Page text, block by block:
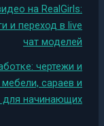
на RealGirls:
и переход в live
чат моделей
чертежи и
сараев и
для начинающих